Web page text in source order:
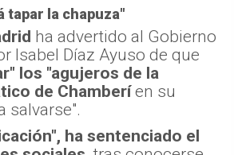
tapar la chapuza"
ha advertido al Gobierno
Isabel Díaz Ayuso de que
los "agujeros de la
de Chamberíen su
salvarse".
ha sentenciado el